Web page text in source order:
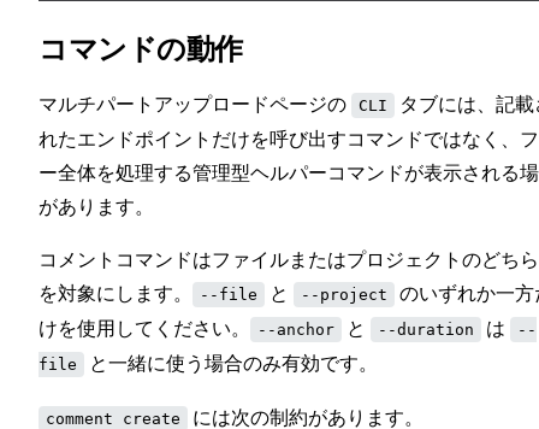
コマンドの動作
マルチパートアップロードページの CLI
タブには、記載
れたエンドポイントだけを呼び出すコマンドではなく、
ー全体を処理する管理型ヘルパーコマンドが表示される
があります。
コメントコマンドはファイルまたはプロジェクトのどち
を対象にします。
--file と --project
のいずれか一方
けを使用してください。
--anchor と --duration は
--
file
と一緒に使う場合のみ有効です。
comment create には次の制約があります。